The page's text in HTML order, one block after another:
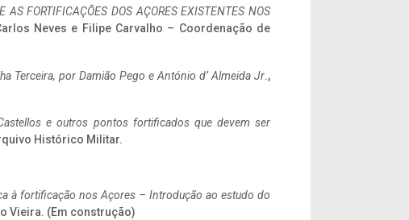
AS FORTIFICAÇÕES DOS AÇORES EXISTENTES NOS
Neves e Filipe Carvalho – Coordenação de
Terceira, por Damião Pego e António d’ Almeida Jr.,
e outros pontos fortificados que devem ser
Histórico Militar.
à fortificação nos Açores – Introdução ao estudo do
Vieira. (Em construção)